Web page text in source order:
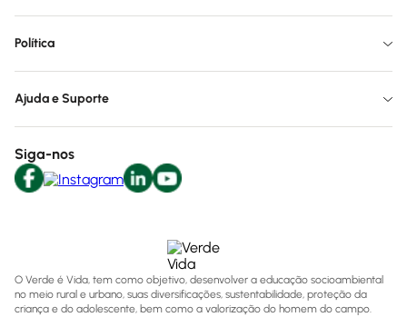
Política
Ajuda e Suporte
Siga-nos
O Verde é Vida, tem como objetivo, desenvolver a educação socioambiental
no meio rural e urbano, suas diversificações, sustentabilidade, proteção da
criança e do adolescente, bem como a valorização do homem do campo.